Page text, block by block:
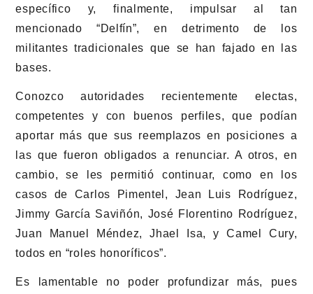
específico y, finalmente, impulsar al tan
mencionado “Delfín”, en detrimento de los
militantes tradicionales que se han fajado en las
bases.
Conozco autoridades recientemente electas,
competentes y con buenos perfiles, que podían
aportar más que sus reemplazos en posiciones a
las que fueron obligados a renunciar. A otros, en
cambio, se les permitió continuar, como en los
casos de Carlos Pimentel, Jean Luis Rodríguez,
Jimmy García Saviñón, José Florentino Rodríguez,
Juan Manuel Méndez, Jhael Isa, y Camel Cury,
todos en “roles honoríficos”.
Es lamentable no poder profundizar más, pues